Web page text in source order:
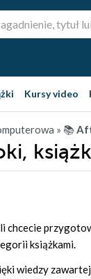
Kursy video
» 📚
chcecie
książkami.
wiedzy